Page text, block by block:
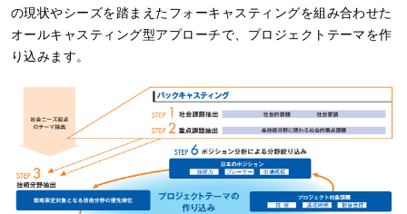
の現状やシーズを踏まえたフォーキャスティングを組み合わせた
オールキャスティング型アプローチで、プロジェクトテーマを作
り込みます。